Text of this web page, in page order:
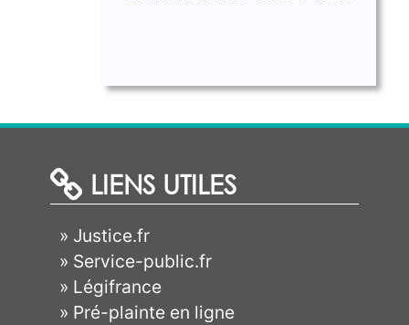
LIENS UTILES
» Justice.fr
» Service-public.fr
» Légifrance
» Pré-plainte en ligne